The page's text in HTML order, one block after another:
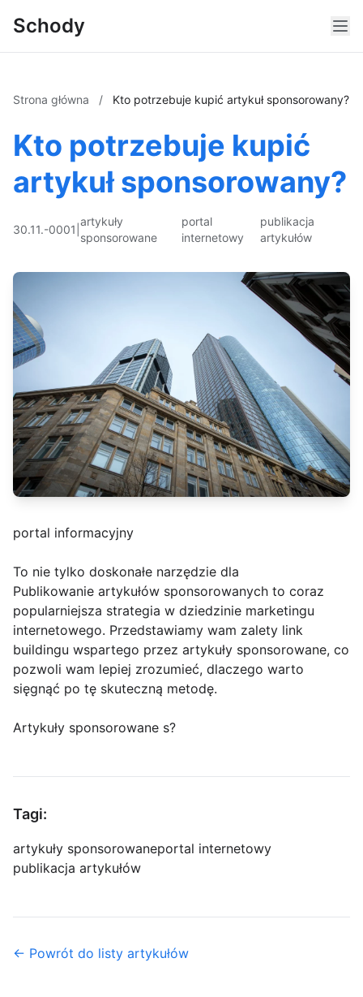
Schody
Strona główna / Kto potrzebuje kupić artykuł sponsorowany?
Kto potrzebuje kupić
artykuł sponsorowany?
30.11.-0001
artykuły
sponsorowane
portal
internetowy
publikacja
artykułów
portal informacyjny
To nie tylko doskonałe narzędzie dla
Publikowanie artykułów sponsorowanych to coraz
popularniejsza strategia w dziedzinie marketingu
internetowego. Przedstawiamy wam zalety link
buildingu wspartego przez artykuły sponsorowane, co
pozwoli wam lepiej zrozumieć, dlaczego warto
sięgnąć po tę skuteczną metodę.
Artykuły sponsorowane s?
Tagi:
artykuły sponsorowaneportal internetowy
publikacja artykułów
← Powrót do listy artykułów